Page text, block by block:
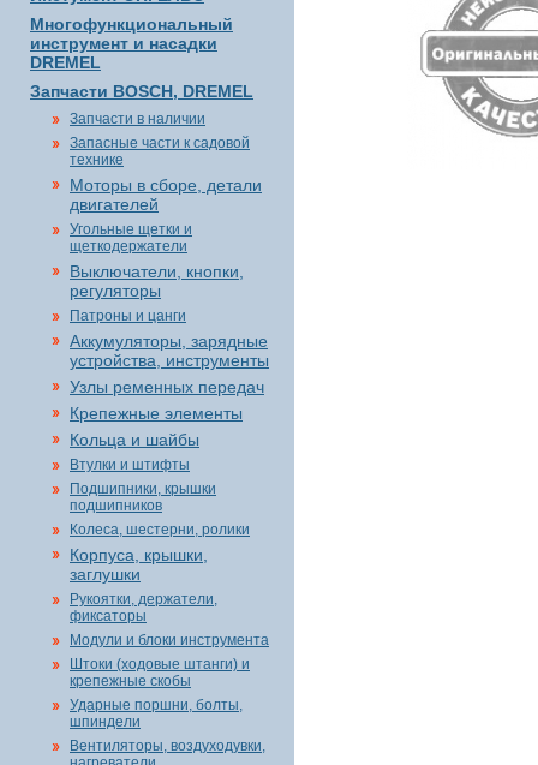
Многофункциональный
инструмент и насадки
DREMEL
Запчасти BOSCH, DREMEL
Запчасти в наличии
Запасные части к садовой
технике
Моторы в сборе, детали
двигателей
Угольные щетки и
щеткодержатели
Выключатели, кнопки,
регуляторы
Патроны и цанги
Аккумуляторы, зарядные
устройства, инструменты
Узлы ременных передач
Крепежные элементы
Кольца и шайбы
Втулки и штифты
Подшипники, крышки
подшипников
Колеса, шестерни, ролики
Корпуса, крышки,
заглушки
Рукоятки, держатели,
фиксаторы
Модули и блоки инструмента
Штоки (ходовые штанги) и
крепежные скобы
Ударные поршни, болты,
шпиндели
Вентиляторы, воздуходувки,